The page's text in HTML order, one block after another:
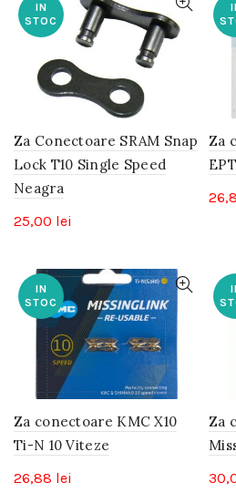
IN
STOC
Za Conectoare SRAM Snap
Lock T10 Single Speed
Neagra
25,00 lei
Za
IN
STOC
Za conectoare KMC X10
Ti-N 10 Viteze
26,88 lei
Za